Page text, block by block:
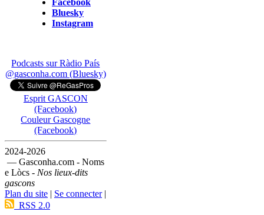
Facebook
Bluesky
Instagram
Podcasts sur Ràdio País
@gasconha.com (Bluesky)
Esprit GASCON
(Facebook)
Couleur Gascogne
(Facebook)
2024-2026
— Gasconha.com - Noms
e Lòcs - Nos lieux-dits
gascons
Plan du site | Se connecter|
RSS 2.0